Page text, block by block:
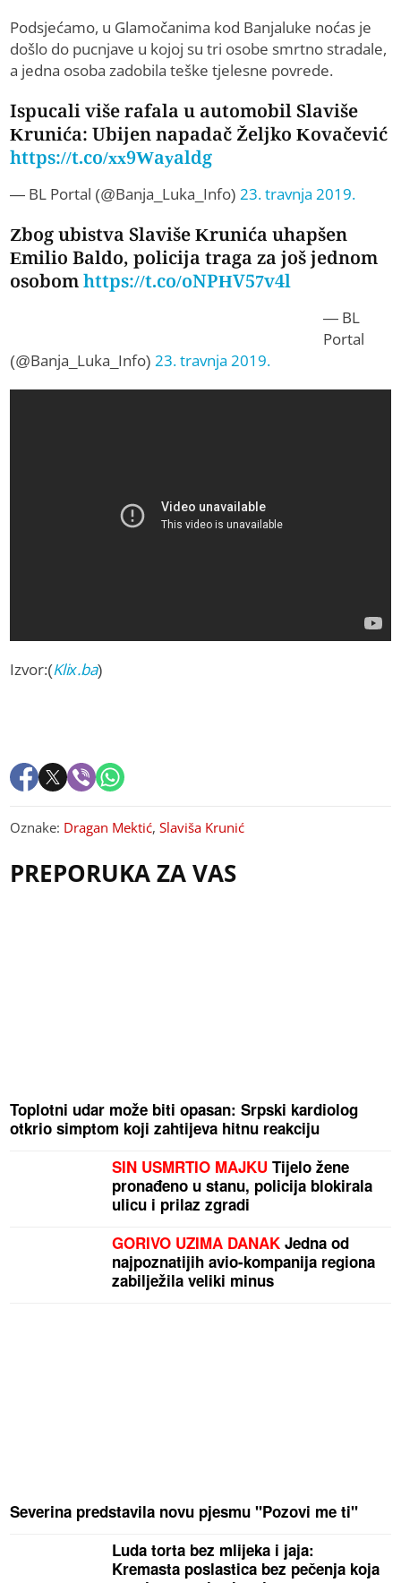
Podsjećamo, u Glamočanima kod Banjaluke noćas je
došlo do pucnjave u kojoj su tri osobe smrtno stradale,
a jedna osoba zadobila teške tjelesne povrede.
Ispucali više rafala u automobil Slaviše
Krunića: Ubijen napadač Željko Kovačević
https://t.co/xx9Wayaldg
— BL Portal (@Banja_Luka_Info)23. travnja 2019.
Zbog ubistva Slaviše Krunića uhapšen
Emilio Baldo, policija traga za još jednom
osobomhttps://t.co/oNPHV57v4l
— BL
Portal
(@Banja_Luka_Info)23. travnja 2019.
Izvor:(Klix.ba)
Oznake: Dragan Mektić,Slaviša Krunić
PREPORUKA ZA VAS
Toplotni udar može biti opasan: Srpski kardiolog
otkrio simptom koji zahtijeva hitnu reakciju
SIN USMRTIO MAJKU Tijelo žene
pronađeno u stanu, policija blokirala
ulicu i prilaz zgradi
GORIVO UZIMA DANAK Jedna od
najpoznatijih avio-kompanija regiona
zabilježila veliki minus
Severina predstavila novu pjesmu "Pozovi me ti"
Luda torta bez mlijeka i jaja:
Kremasta poslastica bez pečenja koja